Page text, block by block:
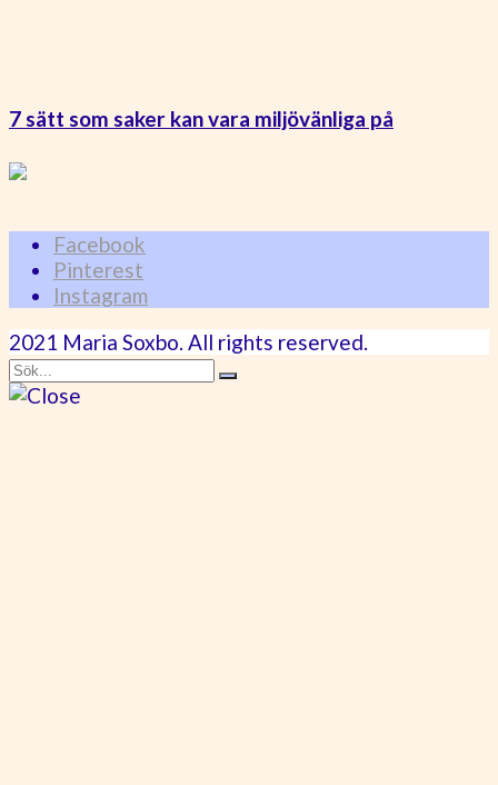
7 sätt som saker kan vara miljövänliga på
Facebook
Pinterest
Instagram
2021 Maria Soxbo. All rights reserved.